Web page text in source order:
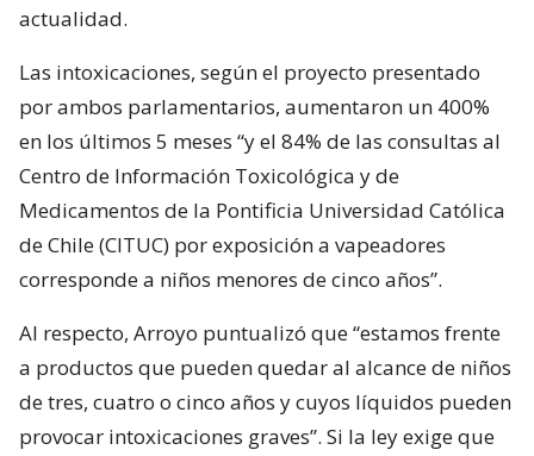
actualidad.
Las intoxicaciones, según el proyecto presentado
por ambos parlamentarios, aumentaron un 400%
en los últimos 5 meses “y el 84% de las consultas al
Centro de Información Toxicológica y de
Medicamentos de la Pontificia Universidad Católica
de Chile (CITUC) por exposición a vapeadores
corresponde a niños menores de cinco años”.
Al respecto, Arroyo puntualizó que “estamos frente
a productos que pueden quedar al alcance de niños
de tres, cuatro o cinco años y cuyos líquidos pueden
provocar intoxicaciones graves”. Si la ley exige que